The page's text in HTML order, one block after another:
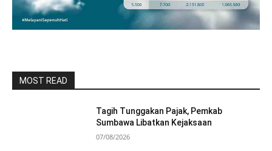
MOST READ
Tagih Tunggakan Pajak, Pemkab
Sumbawa Libatkan Kejaksaan
07/08/2026